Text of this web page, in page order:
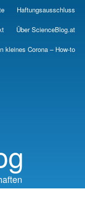
Haftungsausschluss
Über ScienceBlog.at
kleines Corona – How-to